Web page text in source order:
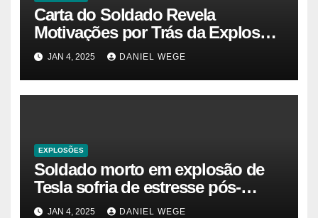
Carta do Soldado Revela
Motivações por Trás da Explosão
do Cybertruck em Las Vegas –
Gazeta Brasil
JAN 4, 2025 DANIEL WEGE
EXPLOSÕES
Soldado morto em explosão de
Tesla sofria de estresse pós-
traumático e temia ‘colapso’ dos
JAN 4, 2025 DANIEL WEGE